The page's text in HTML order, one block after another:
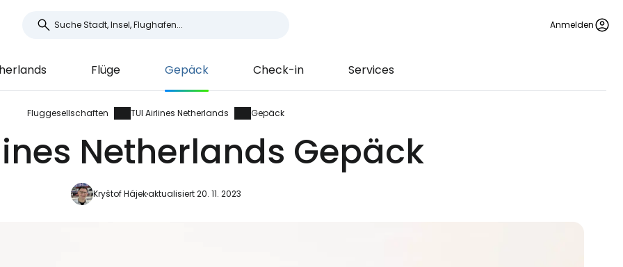
Anmelden
Flüge Gepäck Check-in Services
Fluggesellschaften TUI Airlines Netherlands Gepäck
Netherlands Gepäck
Kryštof Hájekaktualisiert 20. 11. 2023